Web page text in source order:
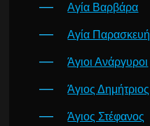
Αγία Βαρβάρα
Αγία Παρασκευή
Άγιοι Ανάργυροι
Άγιος Δημήτριος
Άγιος Στέφανος